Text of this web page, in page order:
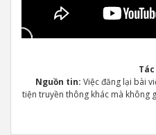
Nguồn tin: Việc đăng lại bài
tiện truyền thông khác mà không